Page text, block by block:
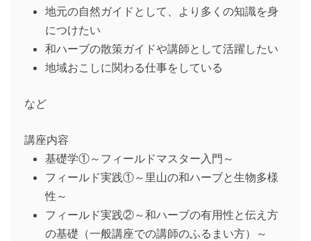
地元の自然ガイドとして、より多くの知識を身
につけたい
和ハーブの散策ガイドや講師として活躍したい
地域おこしに関わる仕事をしている
など
講座内容
基礎学①～フィールドマスター入門～
フィールド実践①～里山の和ハーブと生物多様
性～
フィールド実践②～和ハーブの有用性と伝え方
の基礎（一般講座での講師のふるまい方）～